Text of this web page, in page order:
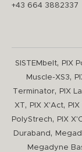
+43 664 3882337
SISTEMbelt, PIX
Muscle-XS3,
Terminator, PIX
XT, PIX X'Act,
PolyStrech, PIX
Duraband ,
Megadyne